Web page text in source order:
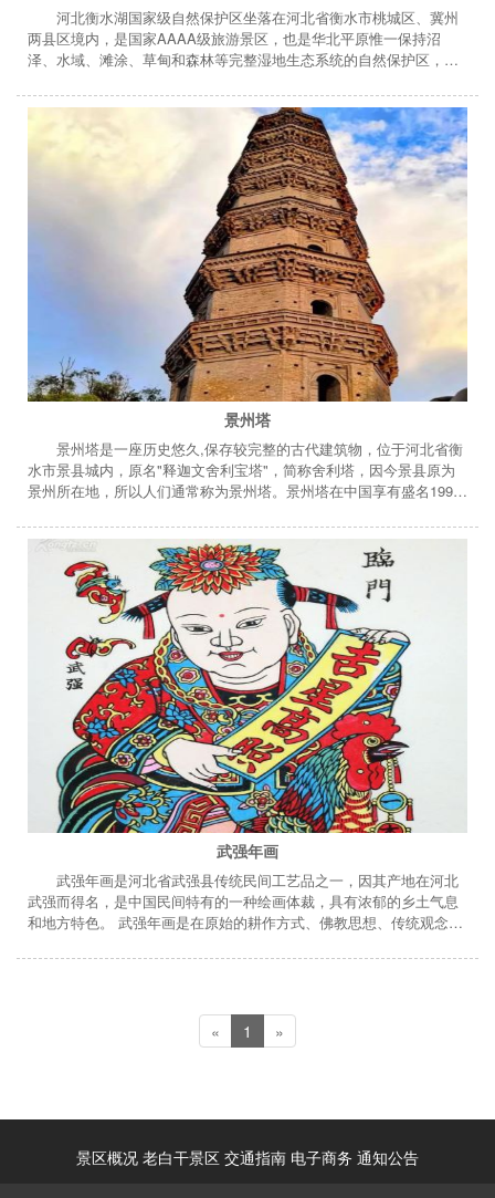
河北衡水湖国家级自然保护区坐落在河北省衡水市桃城区、冀州
两县区境内，是国家AAAA级旅游景区，也是华北平原惟一保持沼
泽、水域、滩涂、草甸和森林等完整湿地生态系统的自然保护区，占
自然保护区其生物多样性十分丰富，以内陆淡水湿地生态系统和国家
一、二级鸟类为主要保护对象，属淡水湿地生态系统类型自然保护
区。 2016年1月，国家旅游局和环保部拟认定河北省衡水市衡水湖景
景州塔
景州塔是一座历史悠久,保存较完整的古代建筑物，位于河北省衡
水市景县城内，原名"释迦文舍利宝塔"，简称舍利塔，因今景县原为
景州所在地，所以人们通常称为景州塔。景州塔在中国享有盛名1996
层，外形为八面棱锥体，通高63.85米，底层周长50.5米，是一座由砖
石结构而成的密檐楼阁式的古塔。塔基由坚固的巨形清石铺成，塔基
下有一深井，实际是地宫，供藏佛骨、佛经、佛像及金银珠宝之用。
武强年画
武强年画是河北省武强县传统民间工艺品之一，因其产地在河北
武强而得名，是中国民间特有的一种绘画体裁，具有浓郁的乡土气息
和地方特色。 武强年画是在原始的耕作方式、佛教思想、传统观念和
粗犷，设色鲜亮，装饰夸张，节俗特色浓厚，是民间年画中的佼佼
« 1 »
景区概况 老白干景区 交通指南 电子商务 通知公告